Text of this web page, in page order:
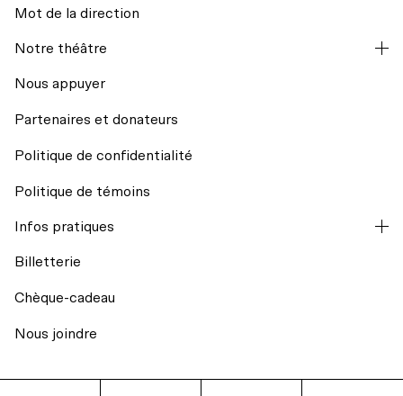
La codiffusion
Résidences d’écriture
Billets du coeur Desjardins
Mot de la direction
Notre théâtre
Mission et historique
Conseil d’administration
Nous appuyer
Partenaires et donateurs
Politique de confidentialité
Politique de témoins
Infos pratiques
Transport collectif
Billetterie
Chèque-cadeau
Nous joindre